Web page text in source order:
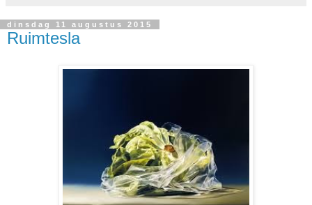
dinsdag 11 augustus 2015
Ruimtesla